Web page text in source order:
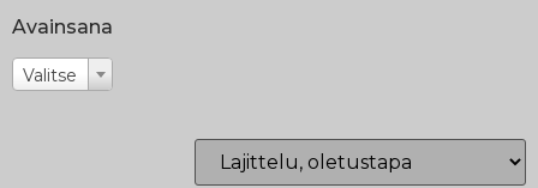
Avainsana
Valitse